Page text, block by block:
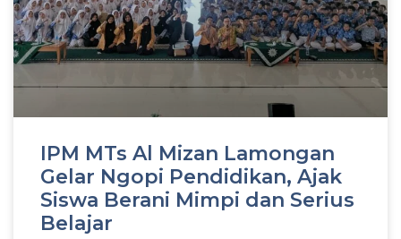
IPM MTs Al Mizan Lamongan
Gelar Ngopi Pendidikan, Ajak
Siswa Berani Mimpi dan Serius
Belajar